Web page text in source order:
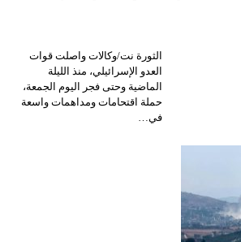
الثورة نت/وكالات واصلت قوات
العدو الإسرائيلي، منذ الليلة
الماضية وحتى فجر اليوم الجمعة،
حملة اقتحامات ومداهمات واسعة
في…